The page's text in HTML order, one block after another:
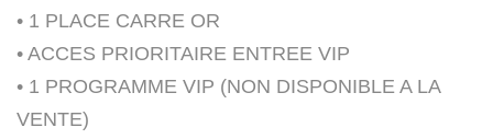
• 1 PLACE CARRE OR
• ACCES PRIORITAIRE ENTREE VIP
• 1 PROGRAMME VIP (NON DISPONIBLE A LA
VENTE)